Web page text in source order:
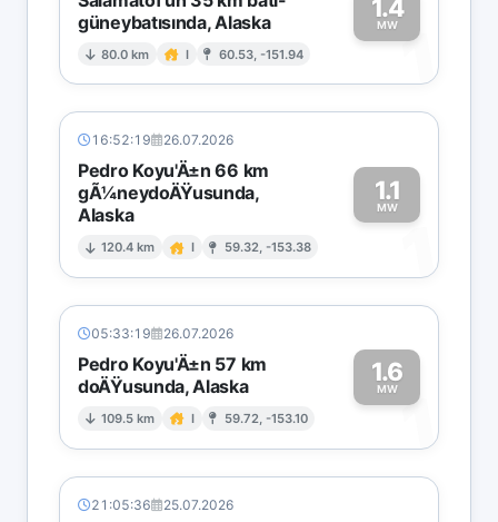
güneybatısında, Alaska
80.0 km I 60.53, -151.94
1.4
MW1
16:52:19 26.07.2026
Pedro Koyu'Ä±n 66 km
gÃ¼neydoÄŸusunda,
Alaska
120.4 km I 59.32, -153.38
1.1
MW
1
05:33:19 26.07.2026
Pedro Koyu'Ä±n 57 km
doÄŸusunda, Alaska
109.5 km I 59.72, -153.10
1.6
MW1
21:05:36 25.07.2026